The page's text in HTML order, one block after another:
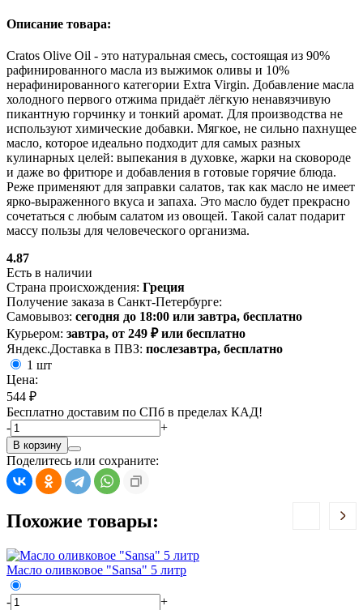
Описание товара:
Cratos Olive Oil - это натуральная смесь, состоящая из 90%
рафинированного масла из выжимок оливы и 10%
нерафинированного категории Extra Virgin. Добавление масла
холодного первого отжима придаёт лёгкую ненавязчивую
пикантную горчинку и тонкий аромат. Для производства не
используют химические добавки. Мягкое, не сильно пахнущее
масло, которое идеально подходит для самых разных
кулинарных целей: выпекания в духовке, жарки на сковороде
и даже во фритюре и добавления в готовые горячие блюда.
Реже применяют для заправки салатов, так как масло не имеет
ярко-выраженного вкуса и запаха. Это масло будет прекрасно
сочетаться с любым салатом из овощей. Такой салат подарит
массу пользы для человеческого организма.
4.87
Есть в наличии
Страна происхождения: Греция
Получение заказа в Санкт-Петербурге:
Самовывоз: сегодня до 18:00 или завтра, бесплатно
Курьером: завтра, от 249 ₽ или бесплатно
Яндекс.Доставка в ПВЗ: послезавтра, бесплатно
1 шт
Цена:
544 ₽
Бесплатно доставим по СПб в пределах КАД!
-
+
В корзину
Поделитесь или сохраните:
Похожие товары:
Масло оливковое "Sansa" 5 литр
-
+